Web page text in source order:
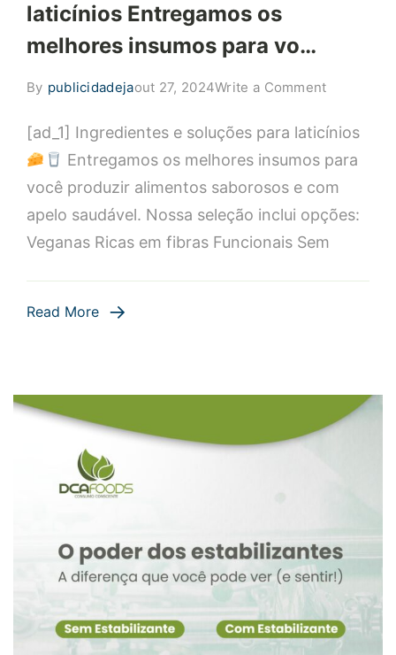
laticínios Entregamos os
melhores insumos para vo…
By publicidadejaout 27, 2024Write a Commenton
e
soluções
os
[ad_1] Ingredientes e soluções para laticínios
Entregamos os melhores insumos para
você produzir alimentos saborosos e com
apelo saudável. Nossa seleção inclui opções:
Veganas Ricas em fibras Funcionais Sem
Read More